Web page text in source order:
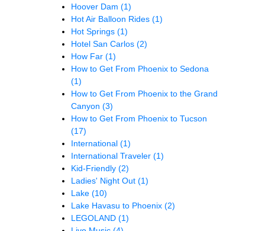
Hoover Dam (1)
Hot Air Balloon Rides (1)
Hot Springs (1)
Hotel San Carlos (2)
How Far (1)
How to Get From Phoenix to Sedona
(1)
How to Get From Phoenix to the Grand
Canyon (3)
How to Get From Phoenix to Tucson
(17)
International (1)
International Traveler (1)
Kid-Friendly (2)
Ladies' Night Out (1)
Lake (10)
Lake Havasu to Phoenix (2)
LEGOLAND (1)